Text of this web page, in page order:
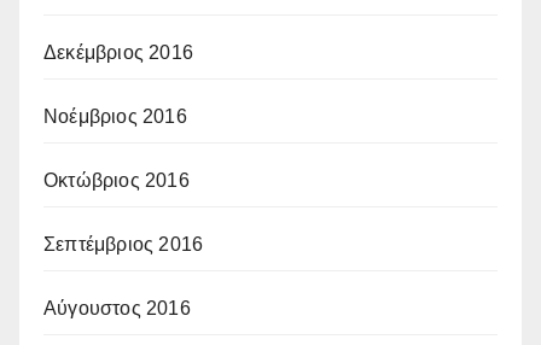
Δεκέμβριος 2016
Νοέμβριος 2016
Οκτώβριος 2016
Σεπτέμβριος 2016
Αύγουστος 2016